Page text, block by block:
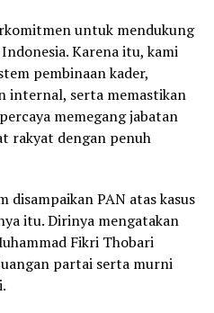
untuk mendukung
Karena itu, kami
pembinaan kader,
internal, serta memastikan
memegang jabatan
rakyat dengan penuh
disampaikan PAN atas kasus
itu. Dirinya mengatakan
Fikri Thobari
partai serta murni